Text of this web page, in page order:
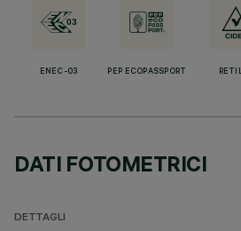
ENEC-03 PEP ECOPASSPORT
DATI FOTOMETRICI
DETTAGLI